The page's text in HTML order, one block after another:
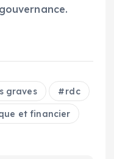
graves rdc
et financier